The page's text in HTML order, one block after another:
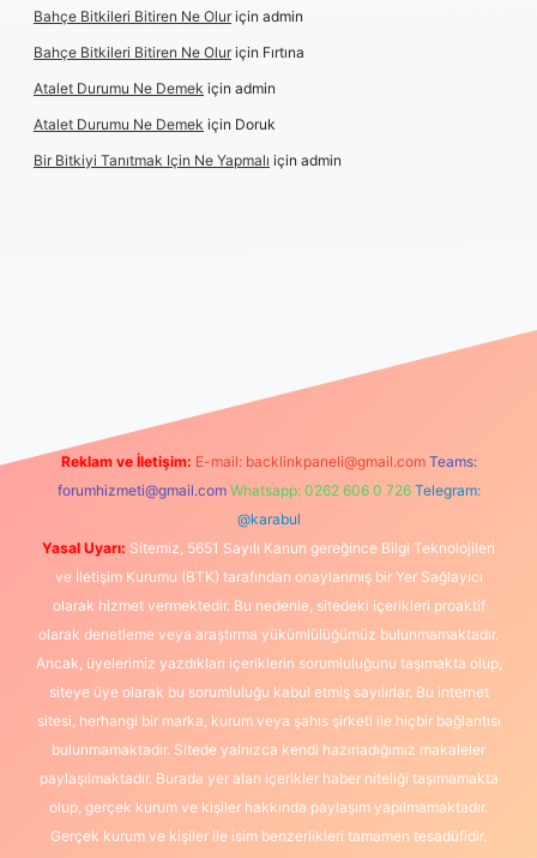
Bahçe Bitkileri Bitiren Ne Oluriçin admin
Bahçe Bitkileri Bitiren Ne Oluriçin Fırtına
Atalet Durumu Ne Demek için admin
Atalet Durumu Ne Demek için Doruk
Bir Bitkiyi Tanıtmak Için Ne Yapmalı için admin
Reklam ve İletişim: E-mail: backlinkpaneli@gmail.com Teams:
forumhizmeti@gmail.com Whatsapp: 0262 606 0 726 Telegram:
@karabul
Yasal Uyarı: Sitemiz, 5651 Sayılı Kanun gereğince Bilgi Teknolojileri
ve İletişim Kurumu (BTK) tarafından onaylanmış bir Yer Sağlayıcı
olarak hizmet vermektedir. Bu nedenle, sitedeki içerikleri proaktif
olarak denetleme veya araştırma yükümlülüğümüz bulunmamaktadır.
Ancak, üyelerimiz yazdıkları içeriklerin sorumluluğunu taşımakta olup,
siteye üye olarak bu sorumluluğu kabul etmiş sayılırlar. Bu internet
sitesi, herhangi bir marka, kurum veya şahıs şirketi ile hiçbir bağlantısı
bulunmamaktadır. Sitede yalnızca kendi hazırladığımız makaleler
paylaşılmaktadır. Burada yer alan içerikler haber niteliği taşımamakta
olup, gerçek kurum ve kişiler hakkında paylaşım yapılmamaktadır.
Gerçek kurum ve kişiler ile isim benzerlikleri tamamen tesadüfidir.